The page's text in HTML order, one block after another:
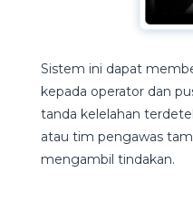
Sistem ini dapat
kepada operator dan
tanda kelelahan
atau tim pengawas
mengambil tindakan.